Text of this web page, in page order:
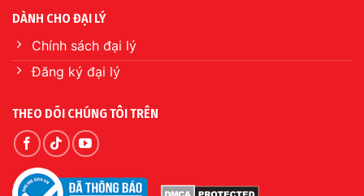
DÀNH CHO ĐẠI LÝ
Chính sách đại lý
Đăng ký đại lý
THEO DÕI CHÚNG TÔI TRÊN